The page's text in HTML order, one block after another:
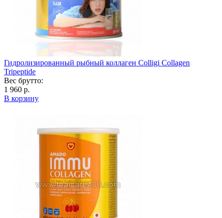
Гидролизированный рыбный коллаген Colligi Collagen
Tripeptide
Вес брутто:
1 960 р.
В корзину